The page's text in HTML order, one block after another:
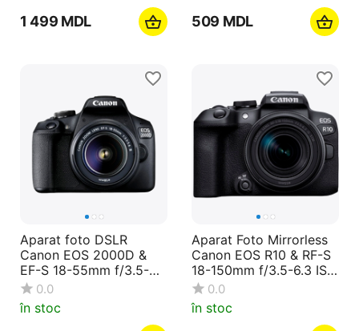
1 499 MDL ‍509‍ MDL
Aparat foto DSLR
Canon EOS 2000D &
EF-S 18-55mm f/3.5-
5.6 DC III KIT
0.0
în stoc
Aparat Foto Mirrorless
Canon EOS R10 & RF-S
18-150mm f/3.5-6.3 IS
STM KIT
0.0
în stoc